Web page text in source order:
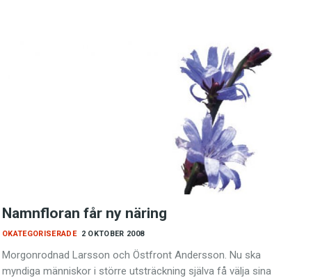
Namnfloran får ny näring
2 OKTOBER 2008
OKATEGORISERADE
Morgonrodnad Larsson och Östfront Andersson. Nu ska
myndiga människor i större utsträckning själva få välja sina